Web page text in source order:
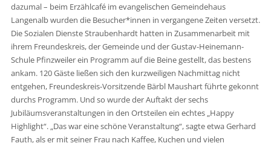
dazumal – beim Erzählcafé im evangelischen Gemeindehaus
Langenalb wurden die Besucher*innen in vergangene Zeiten versetzt.
Die Sozialen Dienste Straubenhardt hatten in Zusammenarbeit mit
ihrem Freundeskreis, der Gemeinde und der Gustav-Heinemann-
Schule Pfinzweiler ein Programm auf die Beine gestellt, das bestens
ankam. 120 Gäste ließen sich den kurzweiligen Nachmittag nicht
entgehen, Freundeskreis-Vorsitzende Bärbl Maushart führte gekonnt
durchs Programm. Und so wurde der Auftakt der sechs
Jubiläumsveranstaltungen in den Ortsteilen ein echtes „Happy
Highlight“. „Das war eine schöne Veranstaltung“, sagte etwa Gerhard
Fauth, als er mit seiner Frau nach Kaffee, Kuchen und vielen